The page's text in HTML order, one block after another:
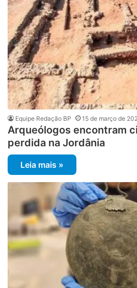
Equipe Redação BP 15 de março de
Arqueólogos encontram
perdida na Jordânia
Leia mais »